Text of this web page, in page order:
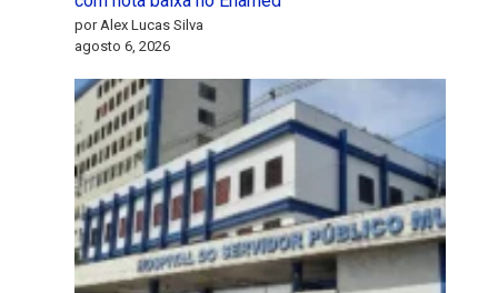
por Alex Lucas Silva
agosto 6, 2026